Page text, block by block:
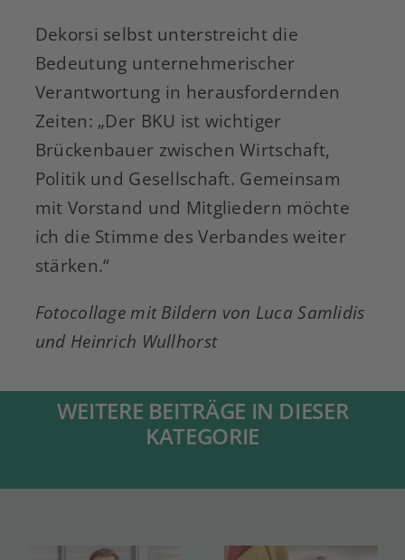
Dekorsi selbst unterstreicht die
Bedeutung unternehmerischer
Verantwortung in herausfordernden
Zeiten: „Der BKU ist wichtiger
Brückenbauer zwischen Wirtschaft,
Politik und Gesellschaft. Gemeinsam
mit Vorstand und Mitgliedern möchte
ich die Stimme des Verbandes weiter
stärken.“
Fotocollage mit Bildern von Luca Samlidis
und Heinrich Wullhorst
WEITERE BEITRÄGE IN DIESER
KATEGORIE